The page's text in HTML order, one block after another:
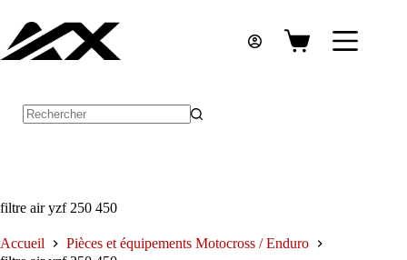
contenu
Panier
filtre air yzf 250 450
Accueil
Pièces et équipements Motocross / Enduro